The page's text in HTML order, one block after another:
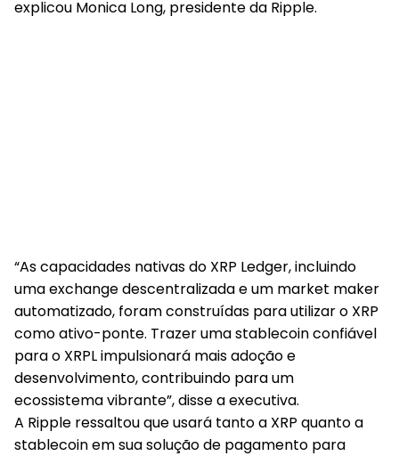
explicou Monica Long, presidente da Ripple.
“As capacidades nativas do XRP Ledger, incluindo
uma exchange descentralizada e um market maker
automatizado, foram construídas para utilizar o XRP
como ativo-ponte. Trazer uma stablecoin confiável
para o XRPL impulsionará mais adoção e
desenvolvimento, contribuindo para um
ecossistema vibrante”, disse a executiva.
A Ripple ressaltou que usará tanto a XRP quanto a
stablecoin em sua solução de pagamento para